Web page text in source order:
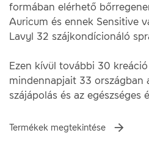
formában elérhető
Auricum és ennek Sensitive
Lavyl 32 szájkondícionáló
Ezen kívül további 30
mindennapjait 33 országban
szájápolás és az egészséges
Termékek megtekintése